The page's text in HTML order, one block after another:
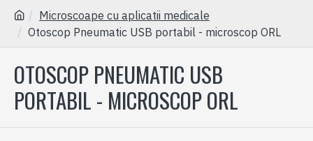
Microscoape cu aplicatii medicale
Otoscop Pneumatic USB portabil - microscop ORL
OTOSCOP PNEUMATIC USB
PORTABIL - MICROSCOP ORL